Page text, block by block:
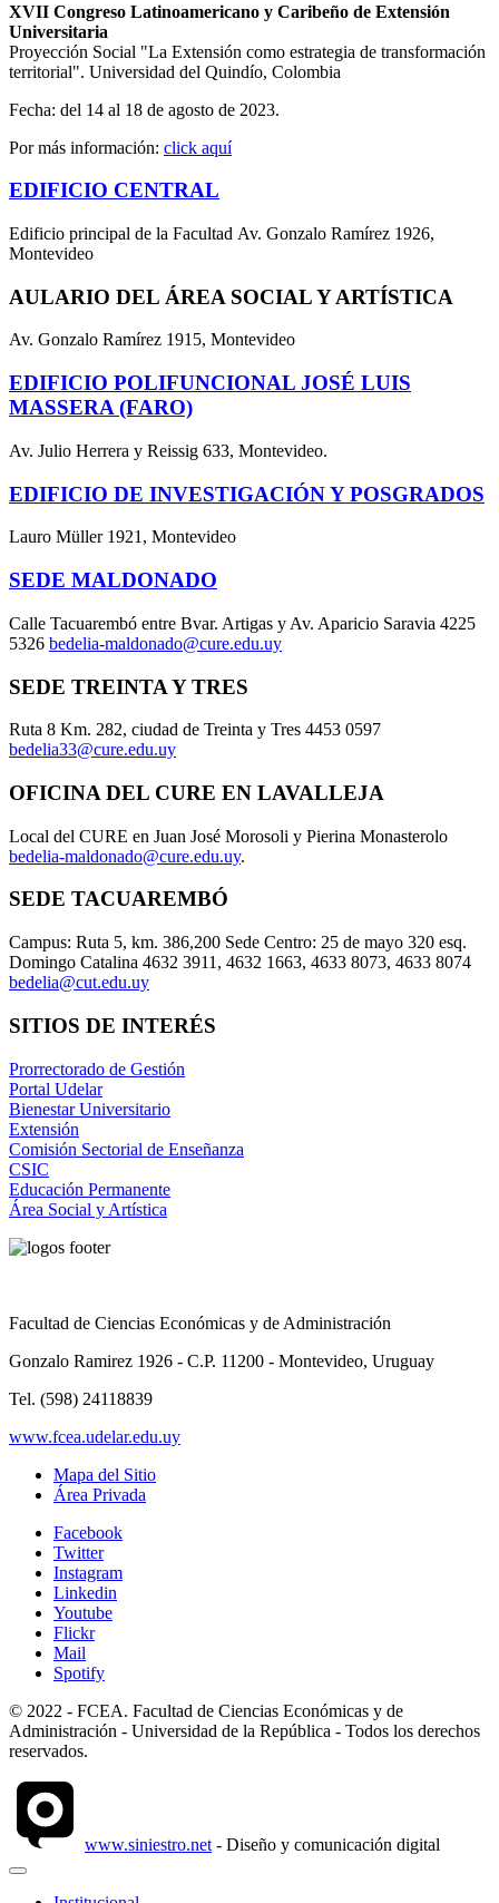
XVII Congreso Latinoamericano y Caribeño de Extensión
Universitaria
Proyección Social "La Extensión como estrategia de transformación
territorial". Universidad del Quindío, Colombia
Fecha: del 14 al 18 de agosto de 2023.
Por más información: click aquí
EDIFICIO CENTRAL
Edificio principal de la Facultad Av. Gonzalo Ramírez 1926,
Montevideo
AULARIO DEL ÁREA SOCIAL Y ARTÍSTICA
Av. Gonzalo Ramírez 1915, Montevideo
EDIFICIO POLIFUNCIONAL JOSÉ LUIS
MASSERA (FARO)
Av. Julio Herrera y Reissig 633, Montevideo.
EDIFICIO DE INVESTIGACIÓN Y POSGRADOS
Lauro Müller 1921, Montevideo
SEDE MALDONADO
Calle Tacuarembó entre Bvar. Artigas y Av. Aparicio Saravia 4225
5326 bedelia-maldonado@cure.edu.uy
SEDE TREINTA Y TRES
Ruta 8 Km. 282, ciudad de Treinta y Tres 4453 0597
bedelia33@cure.edu.uy
OFICINA DEL CURE EN LAVALLEJA
Local del CURE en Juan José Morosoli y Pierina Monasterolo
bedelia-maldonado@cure.edu.uy.
SEDE TACUAREMBÓ
Campus: Ruta 5, km. 386,200 Sede Centro: 25 de mayo 320 esq.
Domingo Catalina 4632 3911, 4632 1663, 4633 8073, 4633 8074
bedelia@cut.edu.uy
SITIOS DE INTERÉS
Prorrectorado de Gestión
Portal Udelar
Bienestar Universitario
Extensión
Comisión Sectorial de Enseñanza
CSIC
Educación Permanente
Área Social y Artística
Facultad de Ciencias Económicas y de Administración
Gonzalo Ramirez 1926 - C.P. 11200 - Montevideo, Uruguay
Tel. (598) 24118839
www.fcea.udelar.edu.uy
Mapa del Sitio
Área Privada
Facebook
Twitter
Instagram
Linkedin
Youtube
Flickr
Mail
Spotify
© 2022 - FCEA. Facultad de Ciencias Económicas y de
Administración - Universidad de la República - Todos los derechos
reservados.
www.siniestro.net - Diseño y comunicación digital